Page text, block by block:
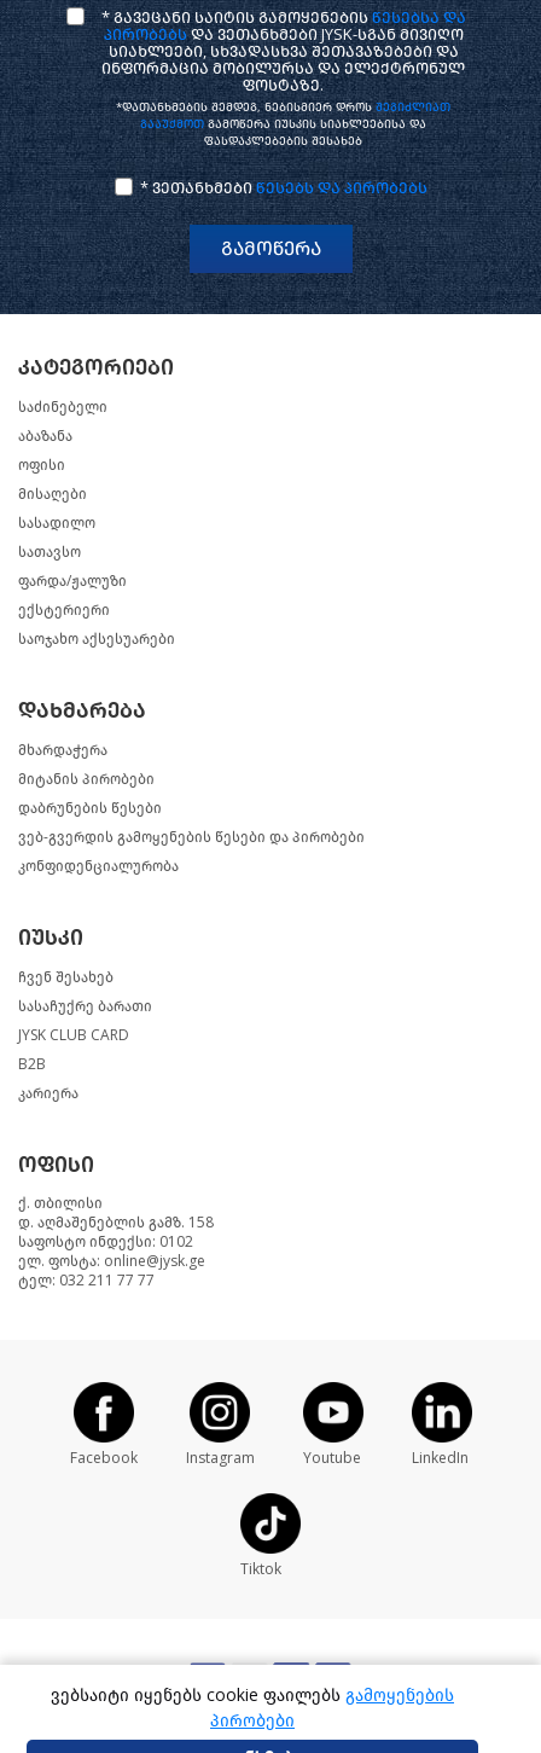
* გავეცანი საიტის გამოყენებისწესებსა და
პირობებსდა ვეთანხმები JYSK-სგან მივიღო
სიახლეები, სხვადასხვა შეთავაზებები და
ინფორმაცია მობილურსა და ელექტრონულ
ფოსტაზე.
*დათანხმების შემდეგ, ნებისმიერ დროს შეგიძლიათ
გააუქმოთგამოწერა იუსკის სიახლეებისა და
ფასდაკლებების შესახებ
* ვეთანხმები წესებს და პირობებს
გამოწერა
კატეგორიები
საძინებელი
აბაზანა
ოფისი
მისაღები
სასადილო
სათავსო
ფარდა/ჟალუზი
ექსტერიერი
საოჯახო აქსესუარები
დახმარება
მხარდაჭერა
მიტანის პირობები
დაბრუნების წესები
ვებ-გვერდის გამოყენების წესები და პირობები
კონფიდენციალურობა
იუსკი
ჩვენ შესახებ
სასაჩუქრე ბარათი
JYSK CLUB CARD
B2B
კარიერა
ოფისი
ქ. თბილისი
დ. აღმაშენებლის გამზ. 158
საფოსტო ინდექსი: 0102
ელ. ფოსტა: online@jysk.ge
ტელ: 032 211 77 77
Facebook Instagram Youtube LinkedIn
Tiktok
ვებსაიტი იყენებს cookie ფაილებს გამოყენების
პირობები